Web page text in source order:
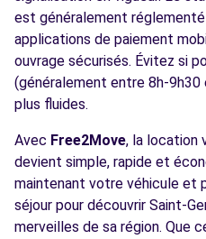
est généralement
applications de paiement
ouvrage sécurisés. Évitez si
(généralement entre 8h-
plus fluides.
Avec Free2Move, la location
devient simple, rapide et
maintenant votre véhicule et
séjour pour découvrir Saint-
merveilles de sa région. Que